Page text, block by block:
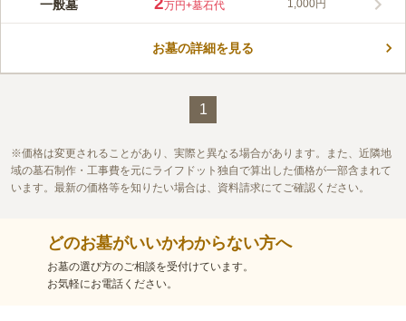
一般墓 万円+墓石代 1,000円
お墓の詳細を見る
1
価格は変更されることがあり、実際と異なる場合があります。また、近隣地
域の墓石制作・工事費を元にライフドット独自で算出した価格が一部含まれて
います。最新の価格等を知りたい場合は、資料請求にてご確認ください。
どのお墓がいいかわからない方へ
お墓の選び方のご相談を受付けています。
お気軽にお電話ください。